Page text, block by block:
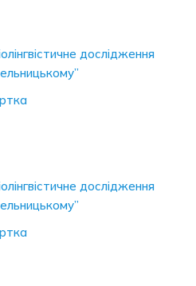
дослідження
дослідження